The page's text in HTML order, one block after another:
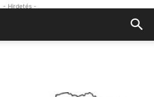
- Hirdetés -